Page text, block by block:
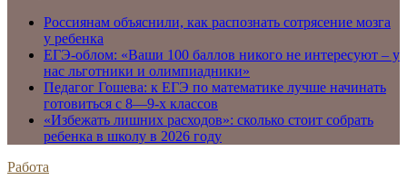
Россиянам объяснили, как распознать сотрясение мозга
у ребенка
ЕГЭ-облом: «Ваши 100 баллов никого не интересуют – у
нас льготники и олимпиадники»
Педагог Гошева: к ЕГЭ по математике лучше начинать
готовиться с 8—9-х классов
«Избежать лишних расходов»: сколько стоит собрать
ребенка в школу в 2026 году
Работа